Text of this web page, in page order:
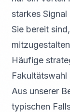
starkes
Sie bereit
Häufige
Fakultätswahl
Aus unserer
typischen